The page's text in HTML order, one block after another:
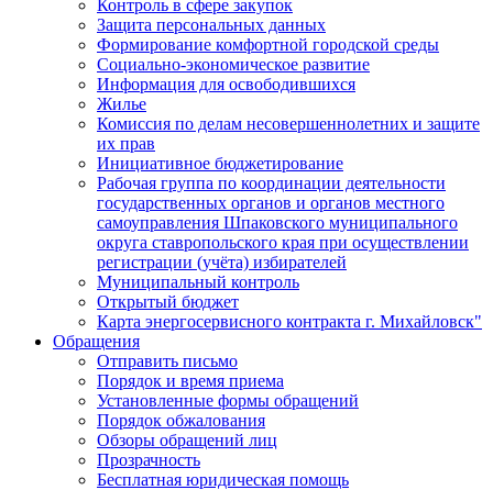
Контроль в сфере закупок
Защита персональных данных
Формирование комфортной городской среды
Социально-экономическое развитие
Информация для освободившихся
Жилье
Комиссия по делам несовершеннолетних и защите
их прав
Инициативное бюджетирование
Рабочая группа по координации деятельности
государственных органов и органов местного
самоуправления Шпаковского муниципального
округа ставропольского края при осуществлении
регистрации (учёта) избирателей
Муниципальный контроль
Открытый бюджет
Карта энергосервисного контракта г. Михайловск"
Обращения
Отправить письмо
Порядок и время приема
Установленные формы обращений
Порядок обжалования
Обзоры обращений лиц
Прозрачность
Бесплатная юридическая помощь